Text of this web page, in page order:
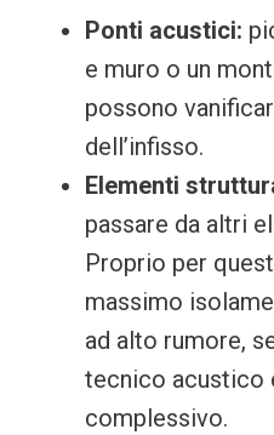
Ponti acustici:
e muro o un
possono
dell’infisso.
Elementi
passare da altri
Proprio per
massimo
ad alto rumore,
tecnico acustico
complessivo.